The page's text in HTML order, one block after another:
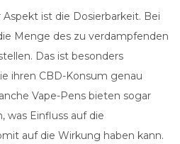
ist die Dosierbarkeit. Bei
Menge des zu verdampfenden
Das ist besonders
ihren CBD-Konsum genau
Vape-Pens bieten sogar
was Einfluss auf die
auf die Wirkung haben kann.